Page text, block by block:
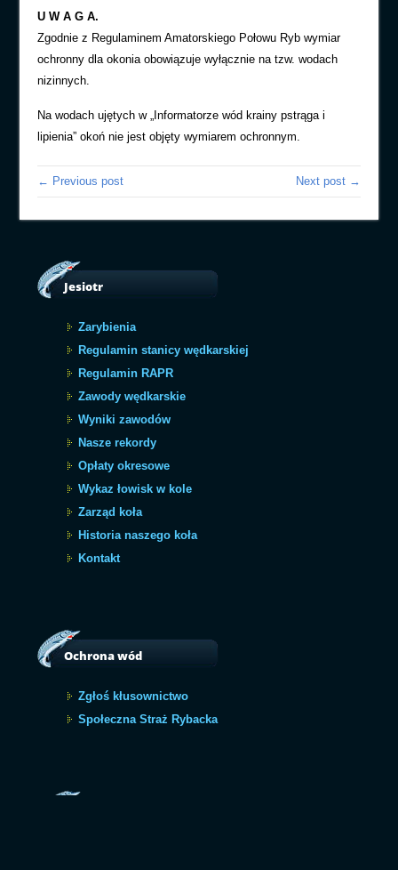
U W A G A.
Zgodnie z Regulaminem Amatorskiego Połowu Ryb wymiar
ochronny dla okonia obowiązuje wyłącznie na tzw. wodach
nizinnych.
Na wodach ujętych w „Informatorze wód krainy pstrąga i
lipienia” okoń nie jest objęty wymiarem ochronnym.
← Previous post Next post →
Jesiotr
Zarybienia
Regulamin stanicy wędkarskiej
Regulamin RAPR
Zawody wędkarskie
Wyniki zawodów
Nasze rekordy
Opłaty okresowe
Wykaz łowisk w kole
Zarząd koła
Historia naszego koła
Kontakt
Ochrona wód
Zgłoś kłusownictwo
Społeczna Straż Rybacka